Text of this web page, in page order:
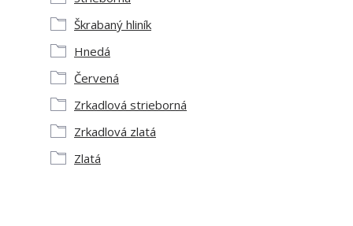
Škrabaný hliník
Hnedá
Červená
Zrkadlová strieborná
Zrkadlová zlatá
Zlatá